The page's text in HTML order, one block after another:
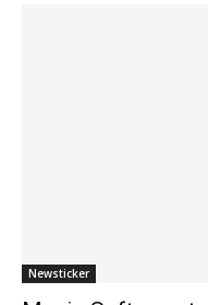
Newsticker